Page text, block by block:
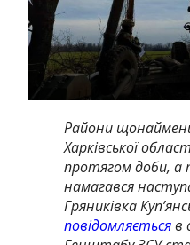
Райони
Харківської
протягом доби, а
намагався
Гряниківка
повідомляєтьсяв